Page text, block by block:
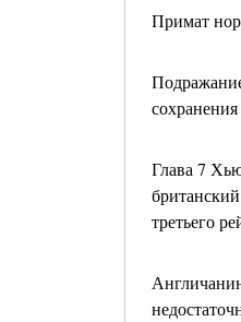
Примат
Глава 7
третьего